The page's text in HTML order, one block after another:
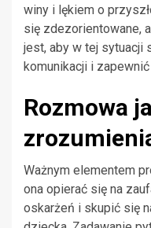
winy i lękiem o
się zdezorientowane,
jest, aby w tej
komunikacji i
Rozmowa
Ważnym elementem
ona opierać się na
oskarżeń i skupić się